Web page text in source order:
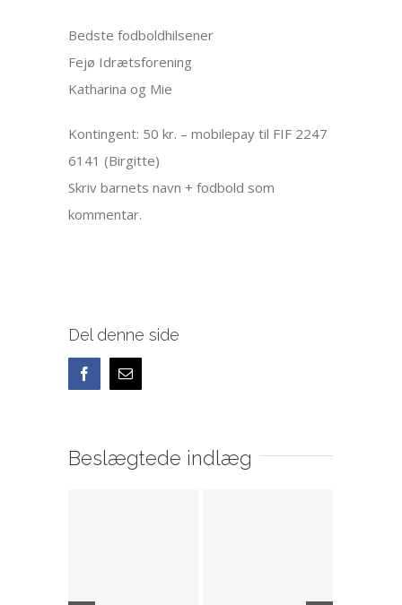
Bedste fodboldhilsener
Fejø Idrætsforening
Katharina og Mie
Kontingent: 50 kr. – mobilepay til FIF 2247
6141 (Birgitte)
Skriv barnets navn + fodbold som
kommentar.
Del denne side
Facebook
E-
mail
Beslægtede indlæg